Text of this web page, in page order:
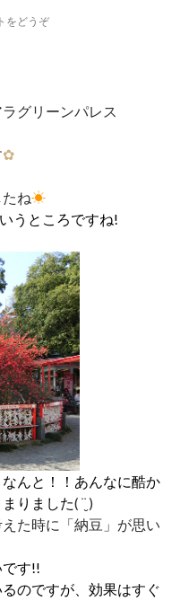
をどうぞ
グリーンパレス
✿
ね☀
うところですね!
んと！！あんなに酷か
りました( ¨̮ )
た時に「納豆」が思い
す!!
のですが、効果はすぐ